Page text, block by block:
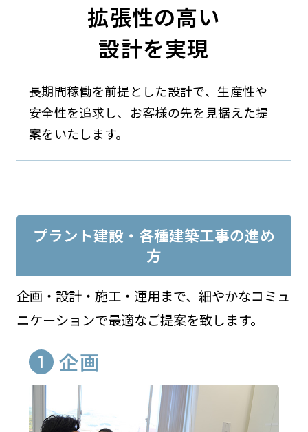
拡張性の高い
設計を実現
長期間稼働を前提とした設計で、生産性や
安全性を追求し、お客様の先を見据えた提
案をいたします。
プラント建設・各種建築工事の進め
方
企画・設計・施工・運用まで、細やかなコミュ
ニケーションで最適なご提案を致します。
企画